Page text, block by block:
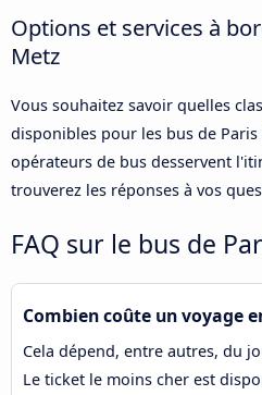
Options et services à
Metz
Vous souhaitez savoir quelles
disponibles pour les bus de Paris
opérateurs de bus desservent
trouverez les réponses à vos
FAQ sur le bus de
Combien coûte un voyage
Cela dépend, entre autres, du
Le ticket le moins cher est